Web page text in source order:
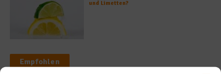
und Limetten?
Empfohlen